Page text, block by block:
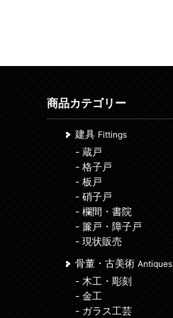
商品カテゴリー
建具 Fittings
- 蔵戸
- 格子戸
- 板戸
- 硝子戸
- 欄間・書院
- 簾戸・障子戸
- 現状販売
骨董・古美術 Antiques
- 木工・彫刻
- 金工
- ガラス工芸